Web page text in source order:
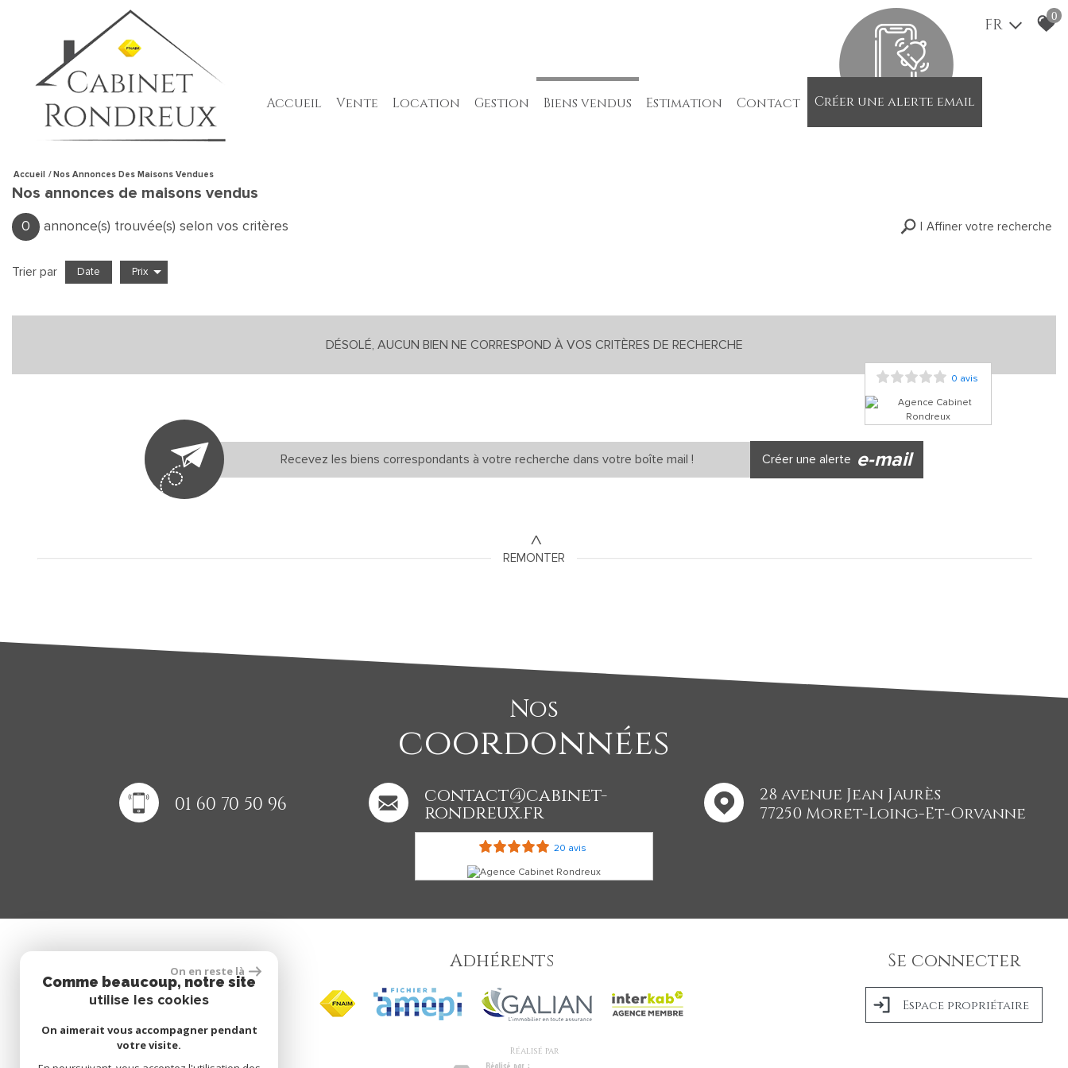
FR
0 avis
0
accueil vente location gestion biens vendus estimation contact créer une alerte email
Accueil Nos Annonces Des Maisons Vendues
Nos annonces de maisons vendus
0 annonce(s) trouvée(s) selon vos critères Affiner votre recherche
5KM 10KM 25KM
Trier par Date Prix
DÉSOLÉ, AUCUN BIEN NE CORRESPOND À VOS CRITÈRES DE RECHERCHE
Recevez les biens correspondants à votre recherche dans votre boîte mail ! Créer une alerte e-mail
REMONTER
Nos
coordonnées
01 60 70 50 96
contact@cabinet-
rondreux.fr
28 avenue Jean Jaurès
77250 Moret-Loing-Et-Orvanne
20 avis
Adhérents Se connecter
Espace propriétaire
réalisé par
On en reste là
Comme beaucoup, notre site
utilise les cookies
On aimerait vous accompagner pendant
votre visite.